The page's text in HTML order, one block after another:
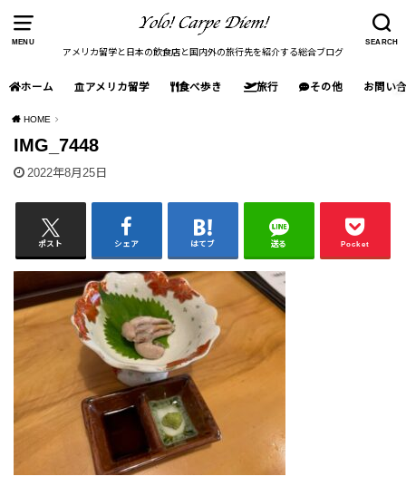
MENU SEARCH
アメリカ留学と日本の飲食店と国内外の旅行先を紹介する総合ブログ
ホーム アメリカ留学 食べ歩き 旅行 その他 お問い
HOME
IMG_7448
2022年8月25日
ポスト シェア はてブ 送る Pocket